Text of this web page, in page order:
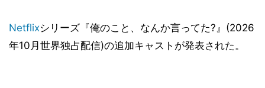
Netflixシリーズ『俺のこと、なんか言ってた?』(2026
年10月世界独占配信)の追加キャストが発表された。